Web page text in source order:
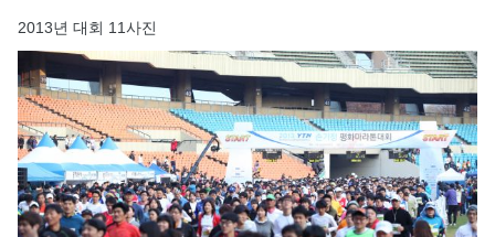
2013년 대회 11사진